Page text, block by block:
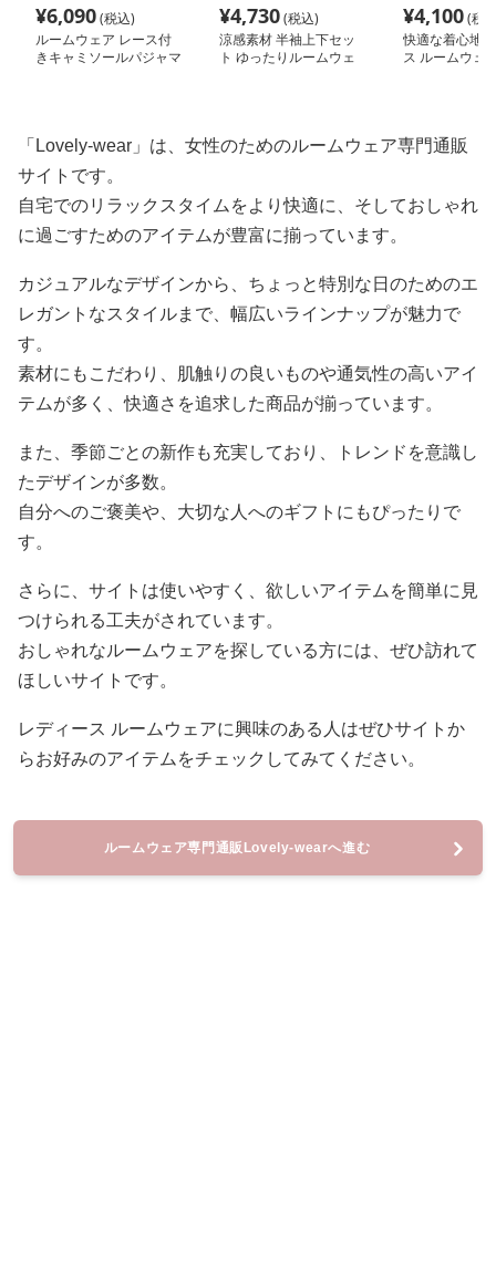
¥6,090(税込)
ルームウェア レース付
きキャミソールパジャマ
¥4,730(税込)
涼感素材 半袖上下セッ
ト ゆったりルームウェ
¥4,100(税
快適な着心地
ス ルームウェ
「Lovely-wear」は、女性のためのルームウェア専門通販
サイトです。
自宅でのリラックスタイムをより快適に、そしておしゃれ
に過ごすためのアイテムが豊富に揃っています。
カジュアルなデザインから、ちょっと特別な日のためのエ
レガントなスタイルまで、幅広いラインナップが魅力で
す。
素材にもこだわり、肌触りの良いものや通気性の高いアイ
テムが多く、快適さを追求した商品が揃っています。
また、季節ごとの新作も充実しており、トレンドを意識し
たデザインが多数。
自分へのご褒美や、大切な人へのギフトにもぴったりで
す。
さらに、サイトは使いやすく、欲しいアイテムを簡単に見
つけられる工夫がされています。
おしゃれなルームウェアを探している方には、ぜひ訪れて
ほしいサイトです。
レディース ルームウェアに興味のある人はぜひサイトか
らお好みのアイテムをチェックしてみてください。
ルームウェア専門通販Lovely-wearへ進む